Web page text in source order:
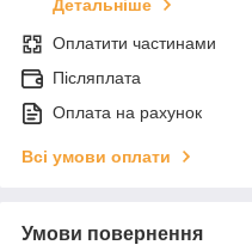
Детальніше
Оплатити частинами
Післяплата
Оплата на рахунок
Всі умови оплати
Умови повернення